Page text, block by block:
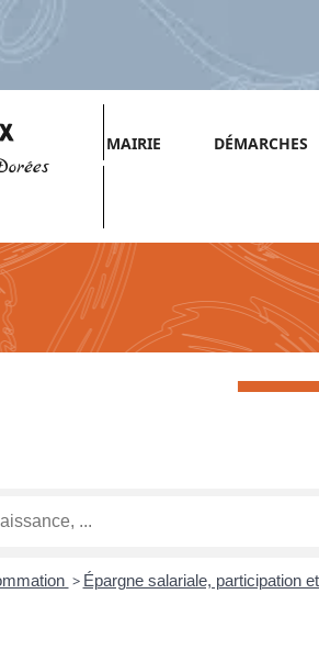
MAIRIE DÉMARCHES
Démarches
> Épargne salariale, participation